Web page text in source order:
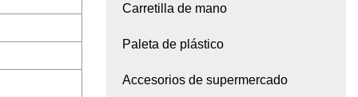
Carretilla de mano
Paleta de plástico
Accesorios de supermercado